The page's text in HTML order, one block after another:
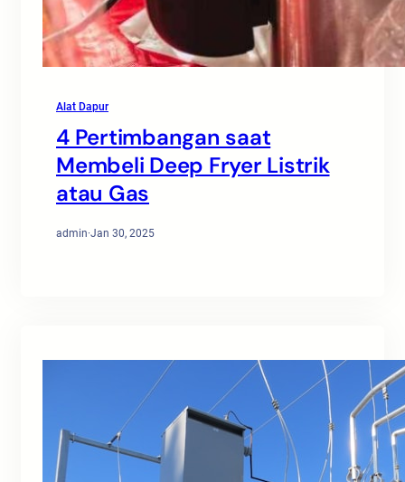
Alat Dapur
4 Pertimbangan saat
Membeli Deep Fryer Listrik
atau Gas
admin·Jan 30, 2025